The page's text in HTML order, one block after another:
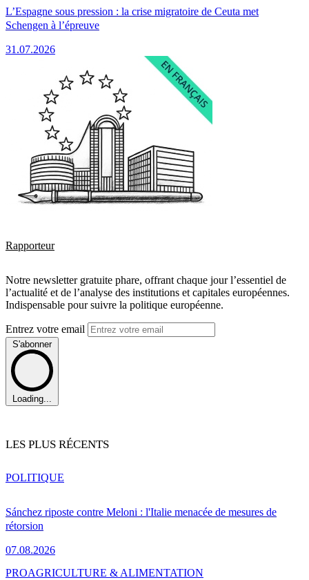
L’Espagne sous pression : la crise migratoire de Ceuta met
Schengen à l’épreuve
31.07.2026
Rapporteur
Notre newsletter gratuite phare, offrant chaque jour l’essentiel de
l’actualité et de l’analyse des institutions et capitales européennes.
Indispensable pour suivre la politique européenne.
Entrez votre email
S'abonner
Loading...
LES PLUS RÉCENTS
Sánchez riposte contre Meloni : l'Italie menacée de mesures de
rétorsion
07.08.2026
POLITIQUE
PROAGRICULTURE & ALIMENTATION